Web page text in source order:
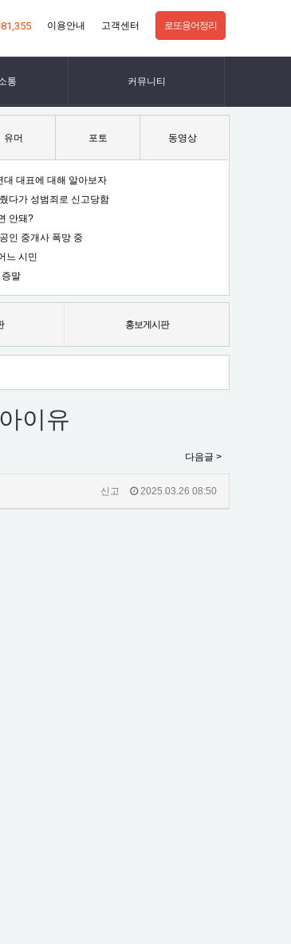
이용안내 고객센터 로또용어정리
통 커뮤니티
유머 포토 동영상
대 대표에 대해 알아보자
다가 성범죄로 신고당함
안돼?
인 중개사 폭망 중
느 시민
증말
홍보게시판
이유
다음글 >
신고 2025.03.26 08:50